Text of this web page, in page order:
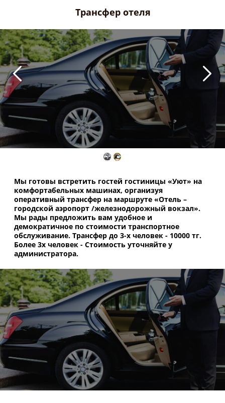
Трансфер отеля
Мы готовы встретить гостей гостиницы «Уют» на
комфортабельных машинах, организуя
оперативный трансфер на маршруте «Отель –
городской аэропорт /железнодорожный вокзал».
Мы рады предложить вам удобное и
демократичное по стоимости транспортное
обслуживание. Трансфер до 3-х человек - 10000 тг.
Более 3х человек - Стоимость уточняйте у
администратора.